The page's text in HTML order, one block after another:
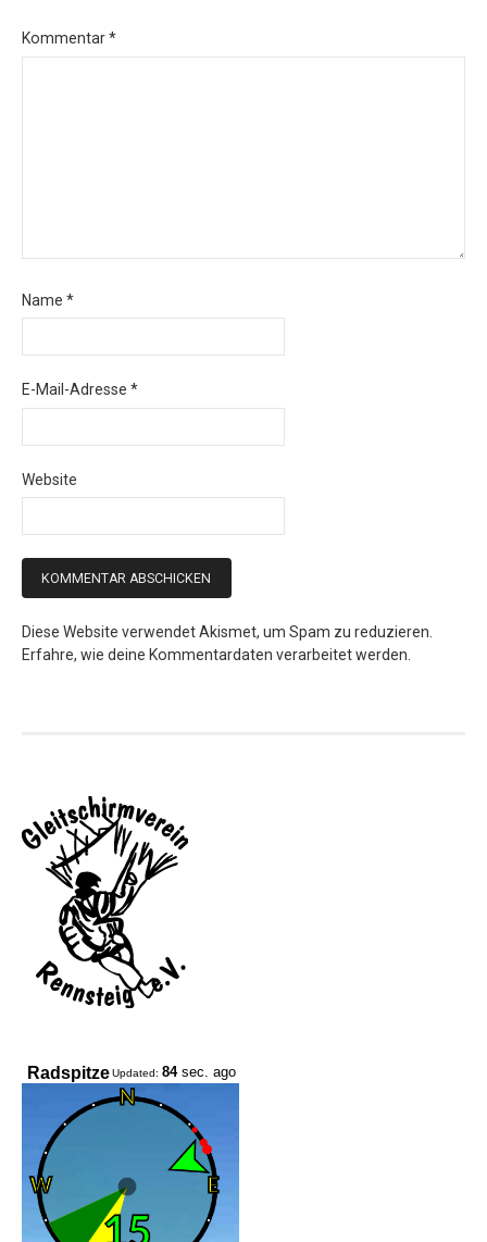
Kommentar*
Name *
E-Mail-Adresse *
Website
Diese Website verwendet Akismet, um Spam zu reduzieren.
Erfahre, wie deine Kommentardaten verarbeitet werden.